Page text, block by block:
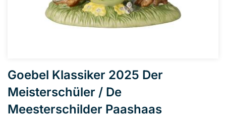
Goebel Klassiker 2025 Der
Meisterschüler / De
Meesterschilder Paashaas